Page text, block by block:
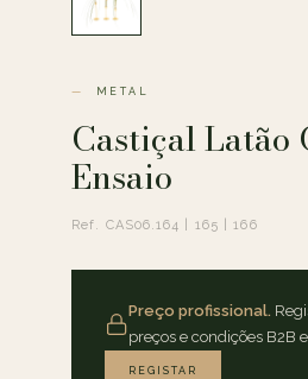
METAL
Castiçal Latão
Ensaio
Ref. CAS06.164 | 165 | 166
Preço profissional.
preços e condições B2B
REGISTAR